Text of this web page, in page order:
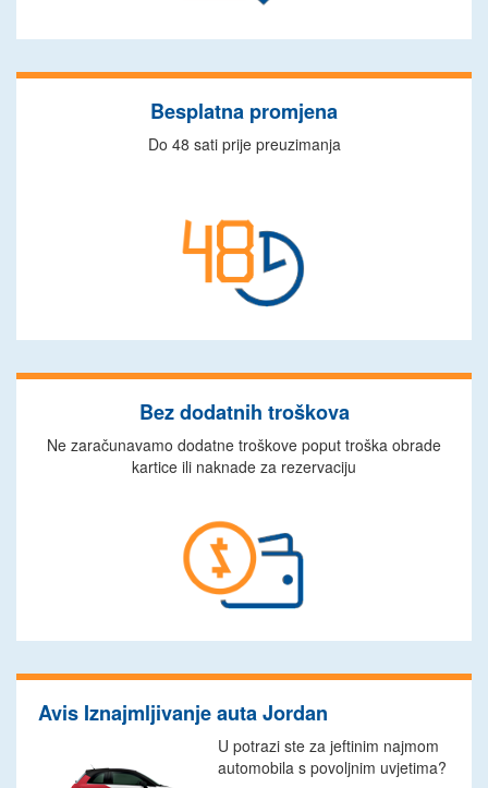
Besplatna promjena
Do 48 sati prije preuzimanja
Bez dodatnih troškova
Ne zaračunavamo dodatne troškove poput troška obrade
kartice ili naknade za rezervaciju
Avis Iznajmljivanje auta Jordan
U potrazi ste za jeftinim najmom
automobila s povoljnim uvjetima?